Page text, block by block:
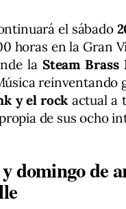
el sábado
horas en la Gran
la Steam Brass
reinventando
y el rock actual a
de sus ocho
domingo de